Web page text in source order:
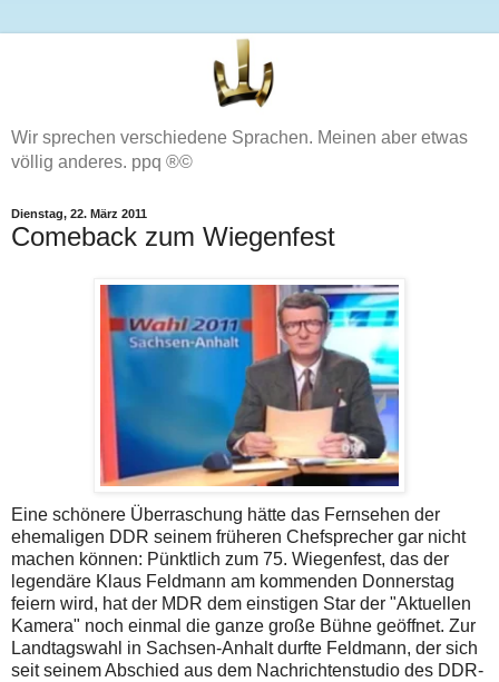
Wir sprechen verschiedene Sprachen. Meinen aber etwas
völlig anderes. ppq ®©
Dienstag, 22. März 2011
Comeback zum Wiegenfest
Eine schönere Überraschung hätte das Fernsehen der
ehemaligen DDR seinem früheren Chefsprecher gar nicht
machen können: Pünktlich zum 75. Wiegenfest, das der
legendäre Klaus Feldmann am kommenden Donnerstag
feiern wird, hat der MDR dem einstigen Star der "Aktuellen
Kamera" noch einmal die ganze große Bühne geöffnet. Zur
Landtagswahl in Sachsen-Anhalt durfte Feldmann, der sich
seit seinem Abschied aus dem Nachrichtenstudio des DDR-